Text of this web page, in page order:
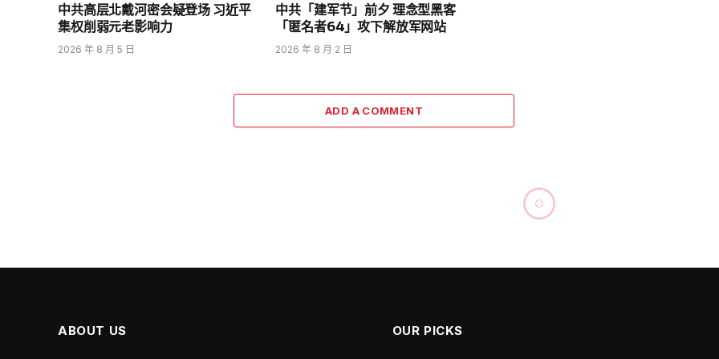
中共高层北戴河密会疑登场 习近平
集权削弱元老影响力
2026 年 8 月 5 日
中共「建军节」前夕 理念型黑客
「匿名者64」攻下解放军网站
2026 年 8 月 2 日
ADD A COMMENT
中共20届四中全会料递补至少12中委 恐创
模人事变动